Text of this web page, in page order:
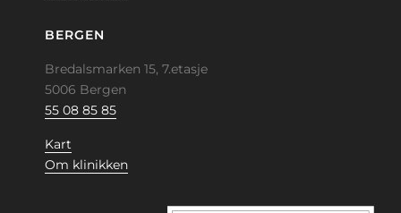
BERGEN
Bredalsmarken 15, 7.etasje
5006 Bergen
55 08 85 85
Kart
Om klinikken